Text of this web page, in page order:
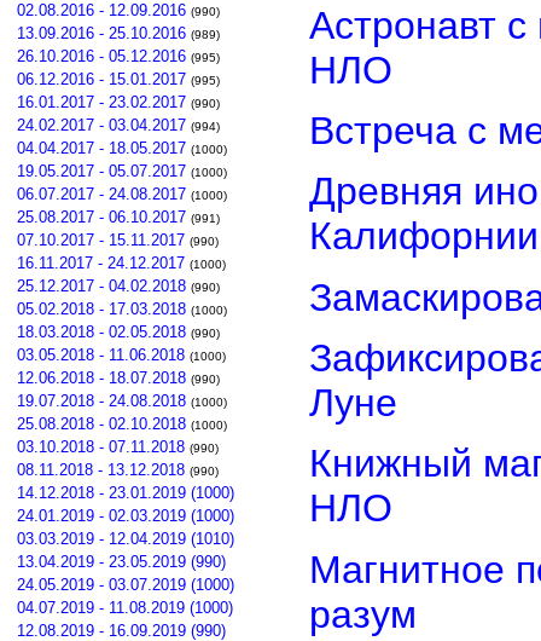
02.08.2016 - 12.09.2016 (990)
13.09.2016 - 25.10.2016 (989)
26.10.2016 - 05.12.2016 (995)
06.12.2016 - 15.01.2017 (995)
16.01.2017 - 23.02.2017 (990)
24.02.2017 - 03.04.2017 (994)
04.04.2017 - 18.05.2017 (1000)
19.05.2017 - 05.07.2017 (1000)
06.07.2017 - 24.08.2017 (1000)
25.08.2017 - 06.10.2017 (991)
07.10.2017 - 15.11.2017 (990)
16.11.2017 - 24.12.2017 (1000)
25.12.2017 - 04.02.2018 (990)
05.02.2018 - 17.03.2018 (1000)
18.03.2018 - 02.05.2018 (990)
03.05.2018 - 11.06.2018 (1000)
12.06.2018 - 18.07.2018 (990)
19.07.2018 - 24.08.2018 (1000)
25.08.2018 - 02.10.2018 (1000)
03.10.2018 - 07.11.2018 (990)
08.11.2018 - 13.12.2018 (990)
14.12.2018 - 23.01.2019 (1000)
24.01.2019 - 02.03.2019 (1000)
03.03.2019 - 12.04.2019 (1010)
13.04.2019 - 23.05.2019 (990)
24.05.2019 - 03.07.2019 (1000)
04.07.2019 - 11.08.2019 (1000)
12.08.2019 - 16.09.2019 (990)
Астронавт
НЛО
Встреча с
Древняя
Калифорнии
Луне
Книжный
НЛО
Магнитное
разум